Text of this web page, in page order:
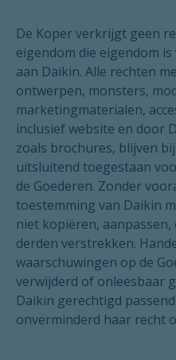
De Koper verkrijgt geen
eigendom die eigendom
aan Daikin. Alle rechten
ontwerpen, monsters,
marketingmaterialen,
inclusief website en door
zoals brochures, blijven
uitsluitend toegestaan
de Goederen. Zonder
toestemming van Daikin
niet kopiëren,
derden verstrekken.
waarschuwingen op de
verwijderd of onleesbaar
Daikin gerechtigd
onverminderd haar recht